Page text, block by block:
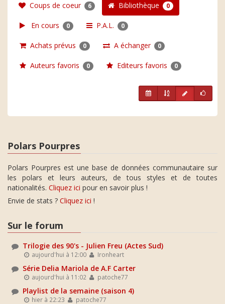
Coups de coeur 6 Bibliothèque 0
En cours 0 P.A.L. 0
Achats prévus 0 A échanger 0
Auteurs favoris 0 Editeurs favoris 0
Polars Pourpres
Polars Pourpres est une base de données communautaire sur
les polars et leurs auteurs, de tous styles et de toutes
nationalités. Cliquez ici pour en savoir plus !
Envie de stats ? Cliquez ici !
Sur le forum
Trilogie des 90's - Julien Freu (Actes Sud)
aujourd'hui à 12:00 Ironheart
Série Delia Mariola de A.F Carter
aujourd'hui à 11:02 patoche77
Playlist de la semaine (saison 4)
hier à 22:23 patoche77